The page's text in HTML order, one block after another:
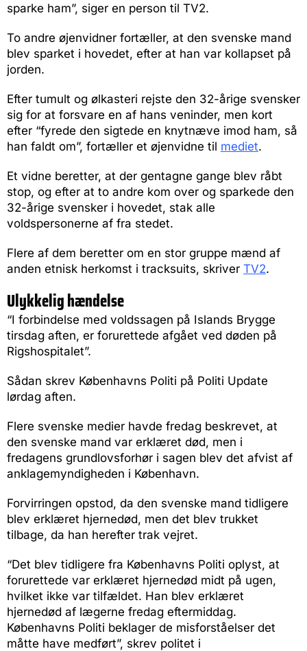
sparke ham”, siger en person til TV2.
To andre øjenvidner fortæller, at den svenske mand
blev sparket i hovedet, efter at han var kollapset på
jorden.
Efter tumult og ølkasteri rejste den 32-årige svensker
sig for at forsvare en af hans veninder, men kort
efter “fyrede den sigtede en knytnæve imod ham, så
han faldt om”, fortæller et øjenvidne til mediet.
Et vidne beretter, at der gentagne gange blev råbt
stop, og efter at to andre kom over og sparkede den
32-årige svensker i hovedet, stak alle
voldspersonerne af fra stedet.
Flere af dem beretter om en stor gruppe mænd af
anden etnisk herkomst i tracksuits, skriver TV2.
Ulykkelig hændelse
“I forbindelse med voldssagen på Islands Brygge
tirsdag aften, er forurettede afgået ved døden på
Rigshospitalet”.
Sådan skrev Københavns Politi på Politi Update
lørdag aften.
Flere svenske medier havde fredag beskrevet, at
den svenske mand var erklæret død, men i
fredagens grundlovsforhør i sagen blev det afvist af
anklagemyndigheden i København.
Forvirringen opstod, da den svenske mand tidligere
blev erklæret hjernedød, men det blev trukket
tilbage, da han herefter trak vejret.
“Det blev tidligere fra Københavns Politi oplyst, at
forurettede var erklæret hjernedød midt på ugen,
hvilket ikke var tilfældet. Han blev erklæret
hjernedød af lægerne fredag eftermiddag.
Københavns Politi beklager de misforståelser det
måtte have medført”, skrev politet i